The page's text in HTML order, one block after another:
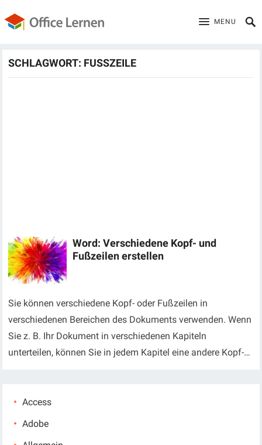
MENU
SCHLAGWORT: FUSSZEILE
Word: Verschiedene Kopf- und
Fußzeilen erstellen
Sie können verschiedene Kopf- oder Fußzeilen in
verschiedenen Bereichen des Dokuments verwenden. Wenn
Sie z. B. Ihr Dokument in verschiedenen Kapiteln
unterteilen, können Sie in jedem Kapitel eine andere Kopf-…
Access
Adobe